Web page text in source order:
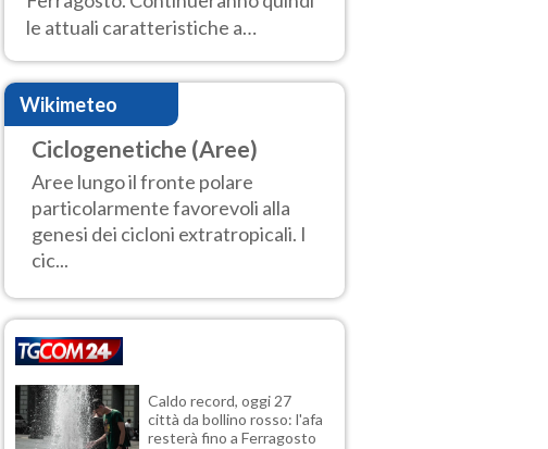
le attuali caratteristiche a
dominare le prossime giornate:
caldo estremo e temporali di calore
Wikimeteo
Ciclogenetiche (Aree)
Aree lungo il fronte polare
particolarmente favorevoli alla
genesi dei cicloni extratropicali. I
cic...
Caldo record, oggi 27
città da bollino rosso: l'afa
resterà fino a Ferragosto